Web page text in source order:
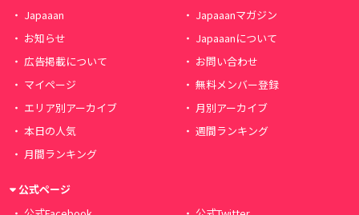
Japaaan
Japaaanマガジン
お知らせ
Japaaanについて
広告掲載について
お問い合わせ
マイページ
無料メンバー登録
エリア別アーカイブ
月別アーカイブ
本日の人気
週間ランキング
月間ランキング
公式ページ